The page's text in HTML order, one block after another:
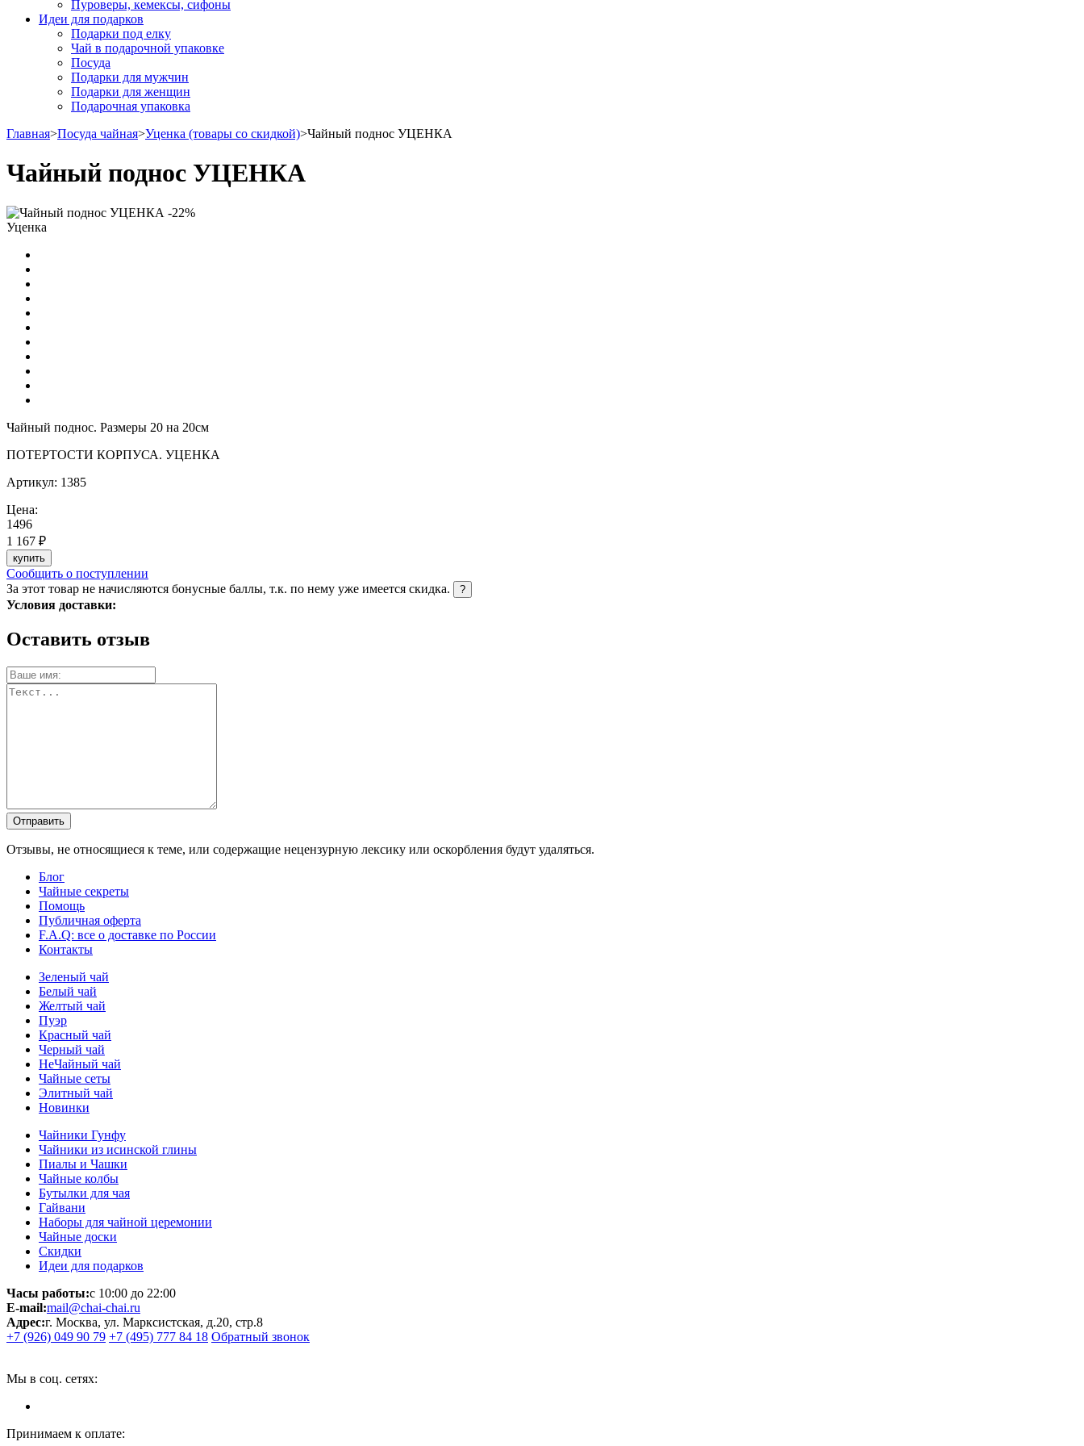
Пуроверы, кемексы, сифоны
Идеи для подарков
Подарки под елку
Чай в подарочной упаковке
Посуда
Подарки для мужчин
Подарки для женщин
Подарочная упаковка
Главная>Посуда чайная>Уценка (товары со скидкой)>Чайный поднос УЦЕНКА
Чайный поднос УЦЕНКА
-22%
Уценка
Чайный поднос. Размеры 20 на 20см
ПОТЕРТОСТИ КОРПУСА. УЦЕНКА
Артикул: 1385
Цена:
1496
1 167 ₽
купить
Сообщить о поступлении
За этот товар не начисляются бонусные баллы, т.к. по нему уже имеется скидка.
?
Условия доставки:
Оставить отзыв
Отправить
Отзывы, не относящиеся к теме, или содержащие нецензурную лексику или оскорбления будут удаляться.
Блог
Чайные секреты
Помощь
Публичная оферта
F.A.Q: все о доставке по России
Контакты
Зеленый чай
Белый чай
Желтый чай
Пуэр
Красный чай
Черный чай
НеЧайный чай
Чайные сеты
Элитный чай
Новинки
Чайники Гунфу
Чайники из исинской глины
Пиалы и Чашки
Чайные колбы
Бутылки для чая
Гайвани
Наборы для чайной церемонии
Чайные доски
Скидки
Идеи для подарков
Часы работы:с 10:00 до 22:00
E-mail:mail@chai-chai.ru
Адрес:г. Москва, ул. Марксистская, д.20, стр.8
+7 (926) 049 90 79 +7 (495) 777 84 18 Обратный звонок
Мы в соц. сетях:
Принимаем к оплате: